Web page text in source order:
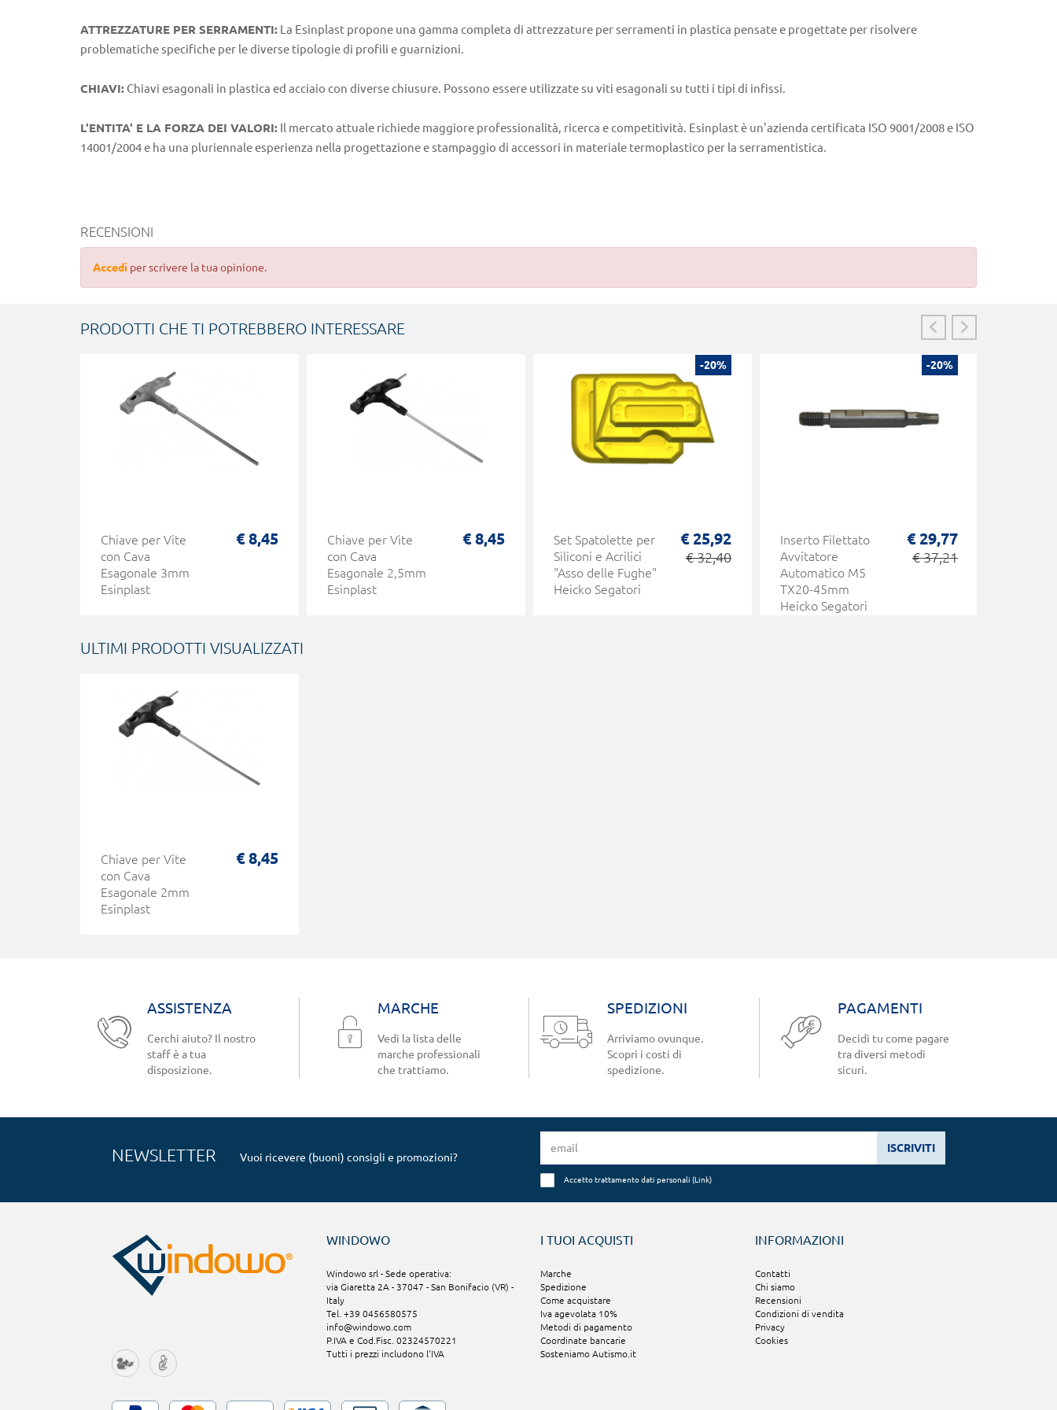
ATTREZZATURE PER SERRAMENTI: La Esinplast propone una gamma completa di attrezzature per serramenti in plastica pensate e progettate per risolvere
problematiche specifiche per le diverse tipologie di profili e guarnizioni.
CHIAVI: Chiavi esagonali in plastica ed acciaio con diverse chiusure. Possono essere utilizzate su viti esagonali su tutti i tipi di infissi.
L'ENTITA' E LA FORZA DEI VALORI: Il mercato attuale richiede maggiore professionalità, ricerca e competitività. Esinplast è un'azienda certificata ISO 9001/2008 e ISO
14001/2004 e ha una pluriennale esperienza nella progettazione e stampaggio di accessori in materiale termoplastico per la serramentistica.
RECENSIONI
Accedi per scrivere la tua opinione.
PRODOTTI CHE TI POTREBBERO INTERESSARE
Chiave per Vite
con Cava
Esagonale 3mm
Esinplast
€ 8,45
Chiave per Vite
con Cava
Esagonale 2,5mm
Esinplast
€ 8,45
-20%
Set Spatolette per
Siliconi e Acrilici
"Asso delle Fughe"
Heicko Segatori
€ 25,92
€ 32,40
-20%
Inserto Filettato
Avvitatore
Automatico M5
TX20-45mm
Heicko Segatori
€ 29,77
€ 37,21
ULTIMI PRODOTTI VISUALIZZATI
Chiave per Vite
con Cava
Esagonale 2mm
Esinplast
€ 8,45
ASSISTENZA
Cerchi aiuto? Il nostro
staff è a tua
disposizione.
MARCHE
Vedi la lista delle
marche professionali
che trattiamo.
SPEDIZIONI
Arriviamo ovunque.
Scopri i costi di
spedizione.
PAGAMENTI
Decidi tu come pagare
tra diversi metodi
sicuri.
NEWSLETTER Vuoi ricevere (buoni) consigli e promozioni?
ISCRIVITI
Accetto trattamento dati personali (Link)
WINDOWO
Windowo srl - Sede operativa:
via Giaretta 2A - 37047 - San Bonifacio (VR) -
Italy
Tel. +39 0456580575
info@windowo.com
P.IVA e Cod.Fisc. 02324570221
Tutti i prezzi includono l'IVA
I TUOI ACQUISTI
Marche
Spedizione
Come acquistare
Iva agevolata 10%
Metodi di pagamento
Coordinate bancarie
Sosteniamo Autismo.it
INFORMAZIONI
Contatti
Chi siamo
Recensioni
Condizioni di vendita
Privacy
Cookies